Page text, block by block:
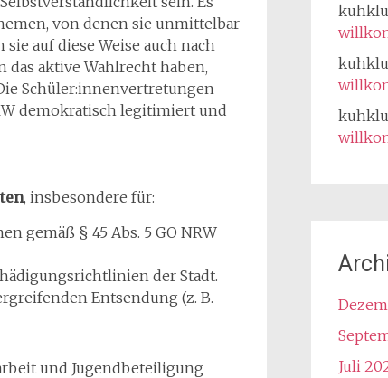
von denen sie unmittelbar
auf diese Weise auch nach
das aktive Wahlrecht haben,
Schüler:innenvertretungen
demokratisch legitimiert und
, insbesondere für:
gemäß § 45 Abs. 5 GO NRW
der Stadt.
Entsendung (z. B.
und Jugendbeteiligung
Juli